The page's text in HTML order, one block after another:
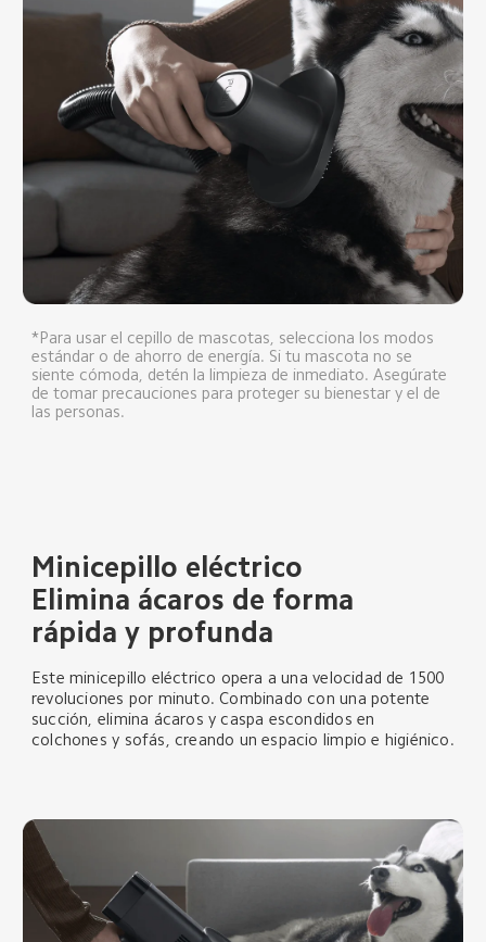
*Para usar el cepillo de mascotas, selecciona los modos
estándar o de ahorro de energía. Si tu mascota no se
siente cómoda, detén la limpieza de inmediato. Asegúrate
de tomar precauciones para proteger su bienestar y el de
las personas.
Minicepillo eléctrico
Elimina ácaros de forma
rápida y profunda
Este minicepillo eléctrico opera a una velocidad de 1500
revoluciones por minuto. Combinado con una potente
succión, elimina ácaros y caspa escondidos en
colchones y sofás, creando un espacio limpio e higiénico.